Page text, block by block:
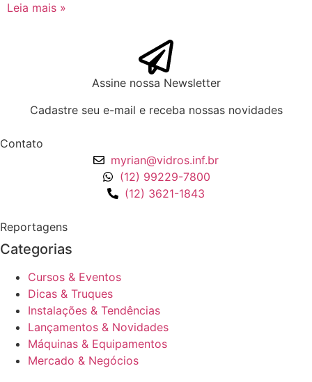
Leia mais »
Assine nossa Newsletter
Cadastre seu e-mail e receba nossas novidades
Contato
myrian@vidros.inf.br
(12) 99229-7800
(12) 3621-1843
Reportagens
Categorias
Cursos & Eventos
Dicas & Truques
Instalações & Tendências
Lançamentos & Novidades
Máquinas & Equipamentos
Mercado & Negócios